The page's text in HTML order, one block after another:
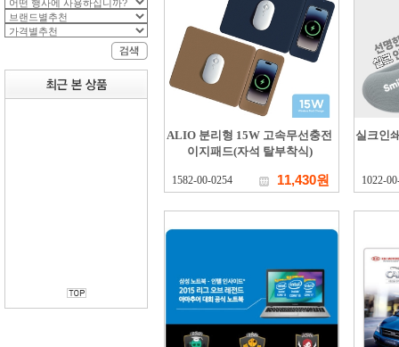
ALIO 분리형 15W 고속무선충전
이지패드(자석 탈부착식)
1582-00-0254 11,430원
실크인
1022-